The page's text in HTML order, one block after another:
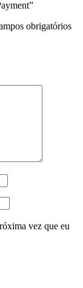
obrigatórios
vez que eu